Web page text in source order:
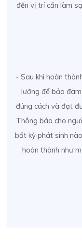
đến vị trí cần làm
- Sau khi hoàn
lưỡng để bảo
đúng cách và đạt
Thông báo cho
bất kỳ phát sinh
hoàn thành như